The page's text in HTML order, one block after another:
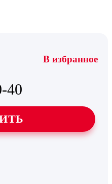
В избранное
40